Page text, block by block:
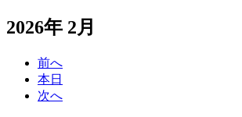
2026年 2月
前へ
本日
次へ